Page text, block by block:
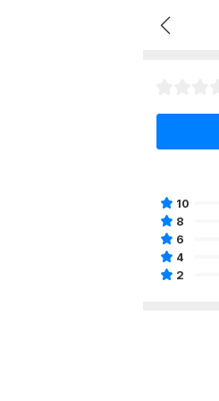
10
8
6
4
2